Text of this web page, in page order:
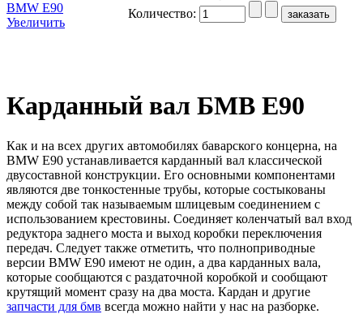
Увеличить
Количество:
Карданный вал БМВ Е90
Как и на всех других автомобилях баварского концерна, на
BMW E90 устанавливается карданный вал классической
двусоставной конструкции. Его основными компонентами
являются две тонкостенные трубы, которые состыкованы
между собой так называемым шлицевым соединением с
использованием крестовины. Соединяет коленчатый вал вход
редуктора заднего моста и выход коробки переключения
передач. Следует также отметить, что полноприводные
версии BMW E90 имеют не один, а два карданных вала,
которые сообщаются с раздаточной коробкой и сообщают
крутящий момент сразу на два моста. Кардан и другие
запчасти для бмв всегда можно найти у нас на разборке.